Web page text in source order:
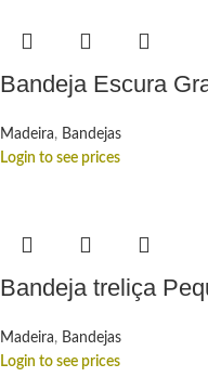
Bandeja Escura
Madeira, Bandejas
Login to see prices
Bandeja treliça
Madeira, Bandejas
Login to see prices